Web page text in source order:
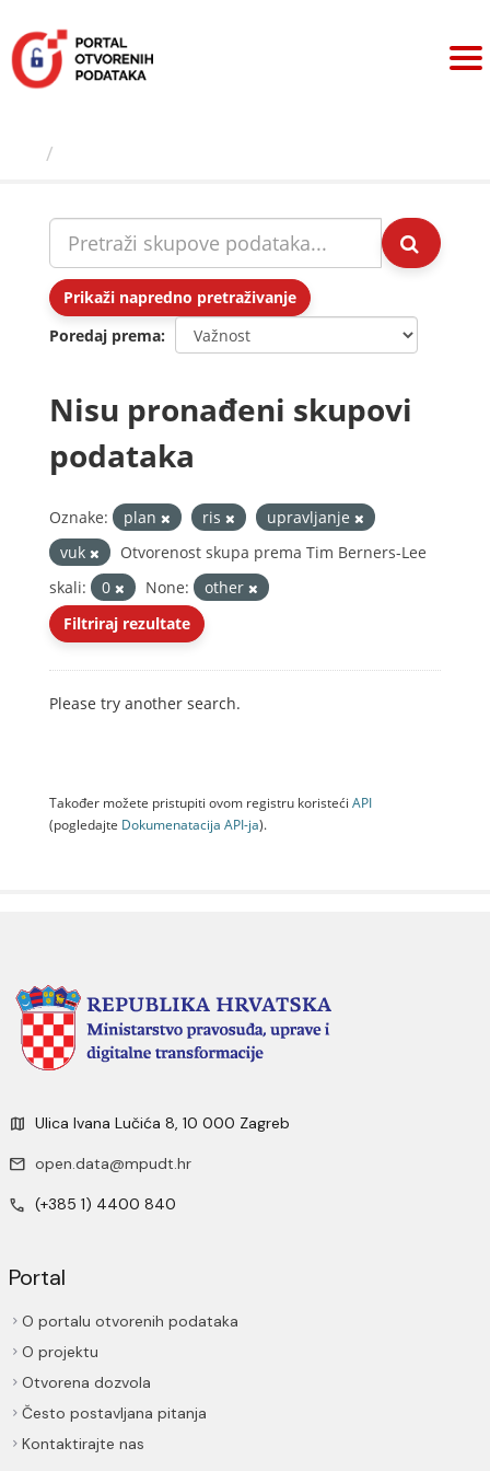
sadržaj
Prikaži napredno pretraživanje
Poredaj prema
Nisu pronađeni skupovi
podataka
Oznake: plan ris
upravljanje
vuk
Otvorenost skupa prema Tim Berners-Lee
skali:
0 None:
other
Filtriraj rezultate
Please try another search.
Također možete pristupiti ovom registru koristeći API
(pogledajte Dokumenаtаcijа API-jа).